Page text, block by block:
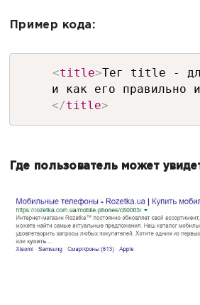
Пример кода:
<title>Тег title -
и как его правильно
</title>
Где пользователь может